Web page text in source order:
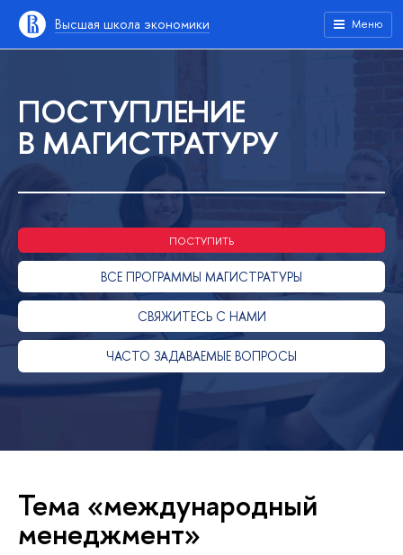
Высшая школа экономики Меню
ПОСТУПЛЕНИЕ
В МАГИСТРАТУРУ
ПОСТУПИТЬ
ВСЕ ПРОГРАММЫ МАГИСТРАТУРЫ
СВЯЖИТЕСЬ С НАМИ
ЧАСТО ЗАДАВАЕМЫЕ ВОПРОСЫ
Тема «международный
менеджмент»